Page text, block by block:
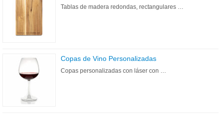
Tablas de madera redondas, rectangulares …
Copas de Vino Personalizadas
Copas personalizadas con láser con …